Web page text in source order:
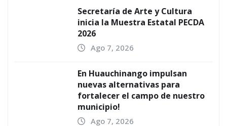
Secretaría de Arte y Cultura
inicia la Muestra Estatal PECDA
2026
Ago 7, 2026
En Huauchinango impulsan
nuevas alternativas para
fortalecer el campo de nuestro
municipio!
Ago 7, 2026